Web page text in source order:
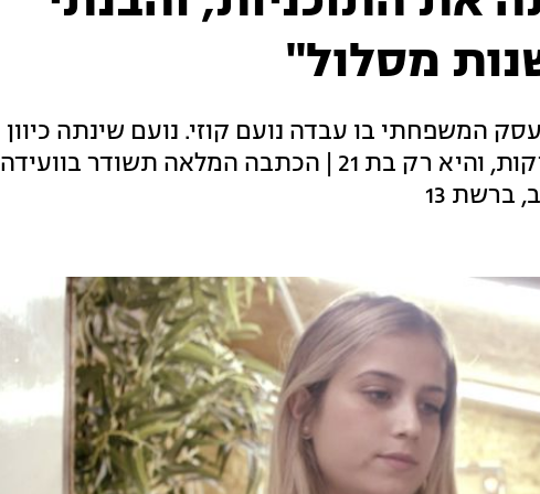
מסלול"
המשפחתי בו עבדה נועם קוזי. נועם שינתה כיוון
ופתחה עסק לשיווק פירות וירקות, והיא רק בת 21 | הכתבה המלאה תשודר בוועידה